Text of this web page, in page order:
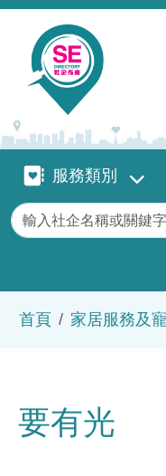
移至主內容
服務類別服務類別
關鍵字
首頁 家居服務及
要有光